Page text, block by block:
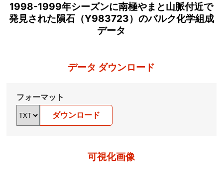
1998-1999年シーズンに南極やまと山脈付近で
発見された隕石（Y983723）のバルク化学組成
データ
データ ダウンロード
フォーマット
ダウンロード
可視化画像